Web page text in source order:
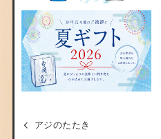
アジのたたき